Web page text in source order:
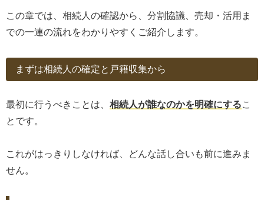
この章では、相続人の確認から、分割協議、売却・活用ま
での一連の流れをわかりやすくご紹介します。
まずは相続人の確定と戸籍収集から
最初に行うべきことは、 相続人が誰なのかを明確にするこ
とです。
これがはっきりしなければ、どんな話し合いも前に進みま
せん。